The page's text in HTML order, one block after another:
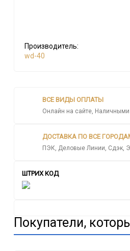
Производитель:
wd-40
ВСЕ ВИДЫ ОПЛАТЫ
Онлайн на сайте, Наличными
ДОСТАВКА ПО ВСЕ
ПЭК, Деловые Линии, Сдэк,
ШТРИХ КОД
Покупатели,